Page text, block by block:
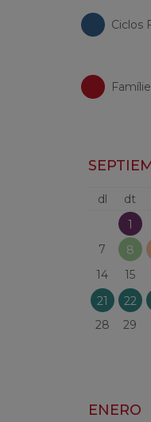
Ciclos
dl dt
1
7
8
14
15
21
22
28
29
ENERO